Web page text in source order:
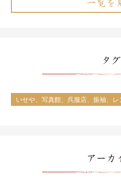
一覧を
タグ
いせや、写真館、呉服店、振袖、レ
アーカ